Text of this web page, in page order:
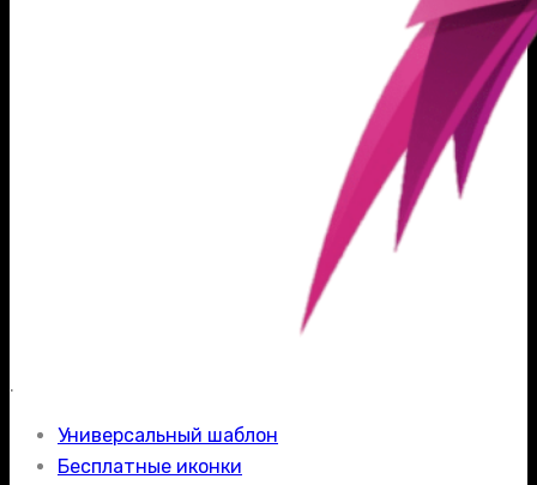
.
Универсальный шаблон
Бесплатные иконки